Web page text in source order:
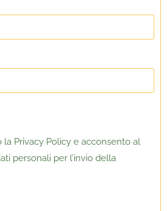
Privacy Policy e acconsento al
personali per l’invio della